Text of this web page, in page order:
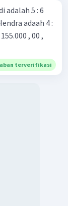
adalah 5 : 6
adaah 4 :
, 00 ,
terverifikasi